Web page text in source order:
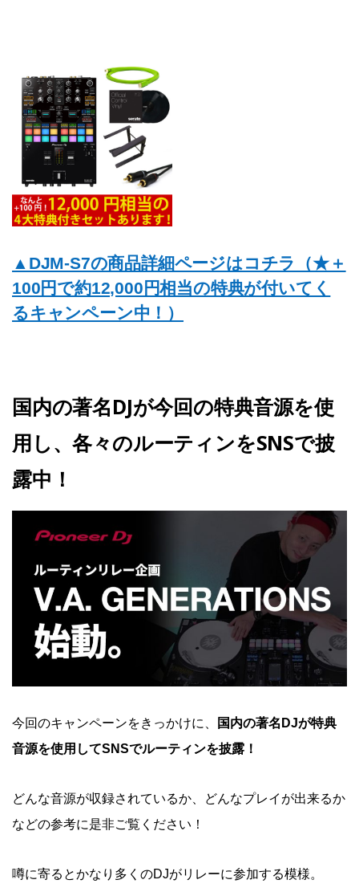
▲DJM-S7の商品詳細ページはコチラ（★＋
100円で約12,000円相当の特典が付いてく
るキャンペーン中！）
国内の著名DJが今回の特典音源を使
用し、各々のルーティンをSNSで披
露中！
今回のキャンペーンをきっかけに、
国内の著名DJが特典
音源を使用してSNSでルーティンを披露！
どんな音源が収録されているか、どんなプレイが出来るか
などの参考に是非ご覧ください！
噂に寄るとかなり多くのDJがリレーに参加する模様。